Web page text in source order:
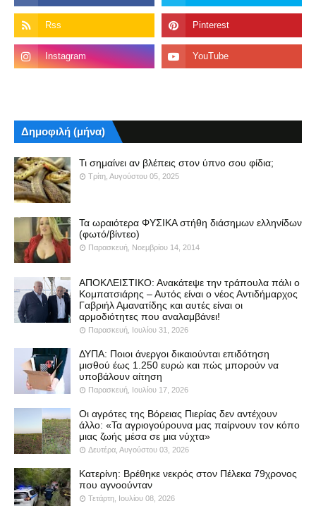
Δημοφιλή (μήνα)
Τι σημαίνει αν βλέπεις στον ύπνο σου φίδια;
Τρίτη, Αυγούστου 05, 2025
Τα ωραιότερα ΦΥΣΙΚΑ στήθη διάσημων ελληνίδων
(φωτό/βίντεο)
Παρασκευή, Νοεμβρίου 14, 2014
ΑΠΟΚΛΕΙΣΤΙΚΟ: Ανακάτεψε την τράπουλα πάλι ο
Κομπατσιάρης – Αυτός είναι ο νέος Αντιδήμαρχος
Γαβριήλ Αμανατίδης και αυτές είναι οι
αρμοδιότητες που αναλαμβάνει!
Παρασκευή, Ιουλίου 31, 2026
ΔΥΠΑ: Ποιοι άνεργοι δικαιούνται επιδότηση
μισθού έως 1.250 ευρώ και πώς μπορούν να
υποβάλουν αίτηση
Παρασκευή, Ιουλίου 17, 2026
Οι αγρότες της Βόρειας Πιερίας δεν αντέχουν
άλλο: «Τα αγριογούρουνα μας παίρνουν τον κόπο
μιας ζωής μέσα σε μια νύχτα»
Δευτέρα, Αυγούστου 03, 2026
Κατερίνη: Βρέθηκε νεκρός στον Πέλεκα 79χρονος
που αγνοούνταν
Τετάρτη, Ιουλίου 08, 2026